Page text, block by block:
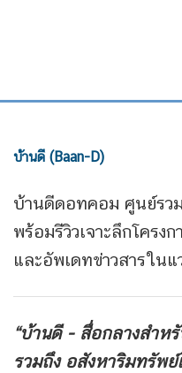
บ้านดี (Baan-D)
บ้านดีดอทคอม ศูนย์รว
พร้อมรีวิวเจาะลึกโครง
และอัพเดทข่าวสารในแ
“บ้านดี - สื่อกลางสำห
รวมถึง อสังหาริมทรัพย์